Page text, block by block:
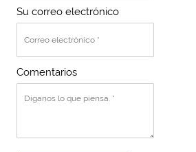
Su correo electrónico
Comentarios